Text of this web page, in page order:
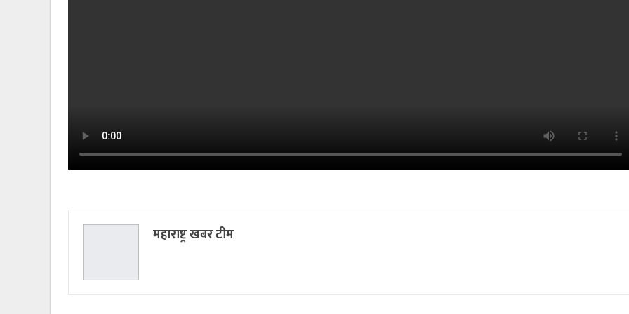
महाराष्ट्र खबर टीम